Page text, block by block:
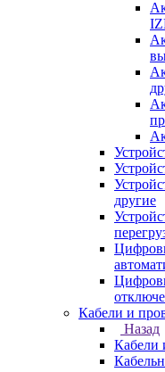
другие
Кабели и
Назад
Кабели